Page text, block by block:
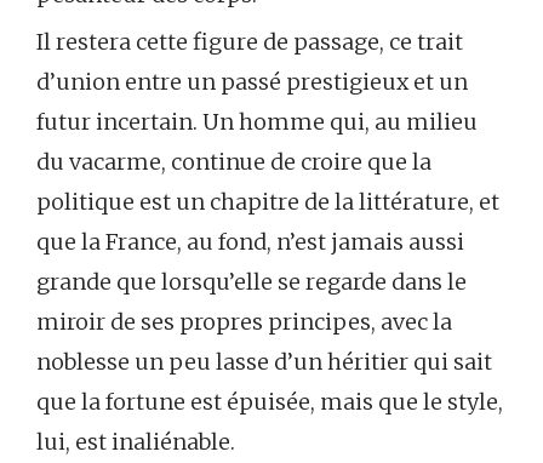
Il restera cette figure de passage, ce trait
d’union entre un passé prestigieux et un
futur incertain. Un homme qui, au milieu
du vacarme, continue de croire que la
politique est un chapitre de la littérature, et
que la France, au fond, n’est jamais aussi
grande que lorsqu’elle se regarde dans le
miroir de ses propres principes, avec la
noblesse un peu lasse d’un héritier qui sait
que la fortune est épuisée, mais que le style,
lui, est inaliénable.